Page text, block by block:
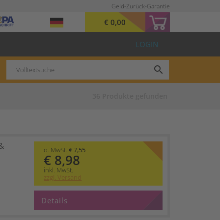
Geld-Zurück-Garantie
€ 0,00
LOGIN
search
o. MwSt.€ 7,55
€ 8,98
inkl. MwSt.
zzgl. Versand
Details